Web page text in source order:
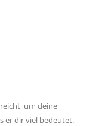
um deine
er dir viel bedeutet.